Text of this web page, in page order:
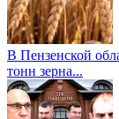
В Пензенской
тонн зерна...